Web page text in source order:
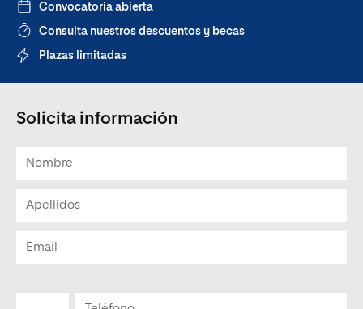
Convocatoria abierta
Consulta nuestros descuentos y becas
Plazas limitadas
Solicita información